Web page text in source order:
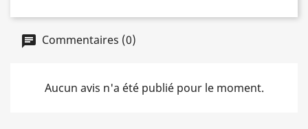
Commentaires (0)
Aucun avis n'a été publié pour le moment.